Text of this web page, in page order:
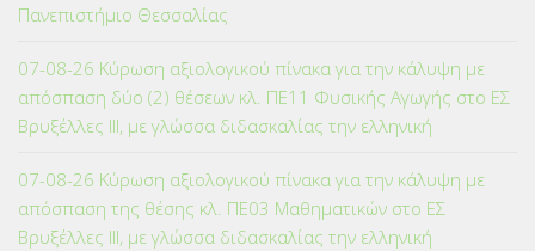
Πανεπιστήμιο Θεσσαλίας
07-08-26 Κύρωση αξιολογικού πίνακα για την κάλυψη με
απόσπαση δύο (2) θέσεων κλ. ΠΕ11 Φυσικής Αγωγής στο ΕΣ
Βρυξέλλες ΙΙΙ, με γλώσσα διδασκαλίας την ελληνική
07-08-26 Κύρωση αξιολογικού πίνακα για την κάλυψη με
απόσπαση της θέσης κλ. ΠΕ03 Μαθηματικών στο ΕΣ
Βρυξέλλες ΙΙΙ, με γλώσσα διδασκαλίας την ελληνική